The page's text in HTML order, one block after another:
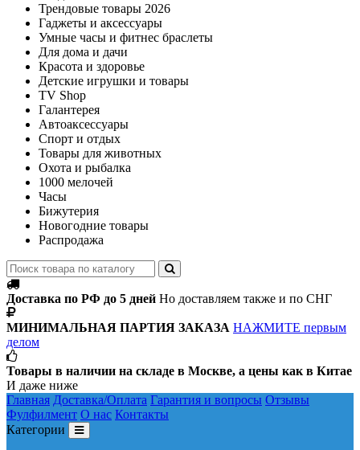
Трендовые товары 2026
Гаджеты и аксессуары
Умные часы и фитнес браслеты
Для дома и дачи
Красота и здоровье
Детские игрушки и товары
TV Shop
Галантерея
Автоаксессуары
Спорт и отдых
Товары для животных
Охота и рыбалка
1000 мелочей
Часы
Бижутерия
Новогодние товары
Распродажа
Доставка по РФ до 5 дней Но доставляем также и по СНГ
МИНИМАЛЬНАЯ ПАРТИЯ ЗАКАЗА НАЖМИТЕ первым
делом
Товары в наличии на складе в Москве, а цены как в Китае
И даже ниже
Главная Доставка/Оплата Гарантия и вопросы Отзывы
Фулфилмент О нас Контакты
Категории